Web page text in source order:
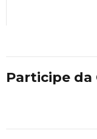
Participe da